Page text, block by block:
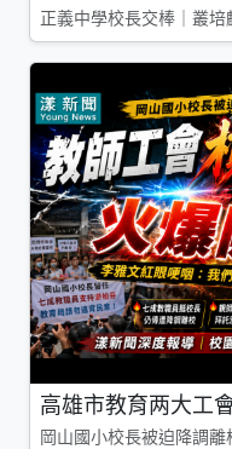
正義中學校長交棒｜叢
高雄市教育两大工
岡山國小校長被迫降調